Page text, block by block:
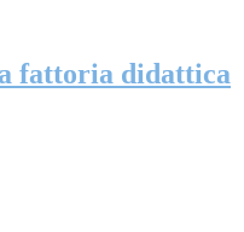
fattoria didattica